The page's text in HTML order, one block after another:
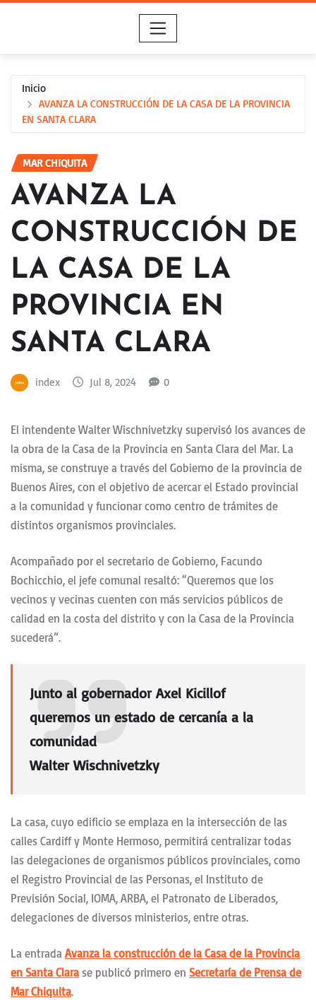
Inicio
AVANZA LA CONSTRUCCIÓN DE LA CASA DE LA PROVINCIA
EN SANTA CLARA
MAR CHIQUITA
AVANZA LA
CONSTRUCCIÓN DE
LA CASA DE LA
PROVINCIA EN
SANTA CLARA
index Jul 8, 2024 0
El intendente Walter Wischnivetzky supervisó los avances de
la obra de la Casa de la Provincia en Santa Clara del Mar. La
misma, se construye a través del Gobierno de la provincia de
Buenos Aires, con el objetivo de acercar el Estado provincial
a la comunidad y funcionar como centro de trámites de
distintos organismos provinciales.
Acompañado por el secretario de Gobierno, Facundo
Bochicchio, el jefe comunal resaltó: “Queremos que los
vecinos y vecinas cuenten con más servicios públicos de
calidad en la costa del distrito y con la Casa de la Provincia
sucederá”.
Junto al gobernador Axel Kicillof
queremos un estado de cercanía a la
comunidad
Walter Wischnivetzky
La casa, cuyo edificio se emplaza en la intersección de las
calles Cardiff y Monte Hermoso, permitirá centralizar todas
las delegaciones de organismos públicos provinciales, como
el Registro Provincial de las Personas, el Instituto de
Previsión Social, IOMA, ARBA, el Patronato de Liberados,
delegaciones de diversos ministerios, entre otras.
La entrada Avanza la construcción de la Casa de la Provincia
en Santa Clara se publicó primero en Secretaría de Prensa de
Mar Chiquita.